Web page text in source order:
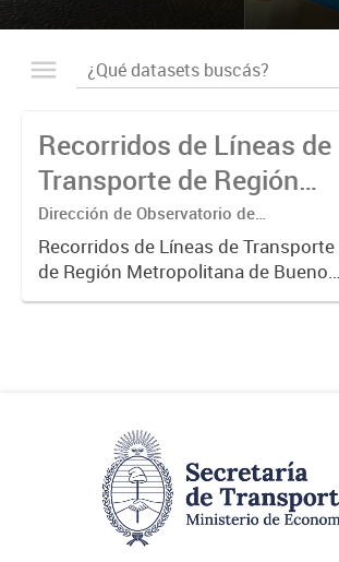
Recorridos de Líneas de
Transporte de Región
Metropolitana de
Buenos Aires (RMBA)
Dirección de Observatorio de
Transporte, Estudio y Sistemas
Recorridos de Líneas de Transporte
de Región Metropolitana de Buenos
Aires (RMBA).-